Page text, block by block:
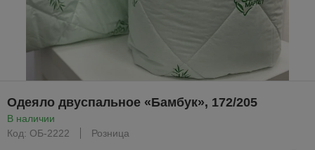
Одеяло двуспальное «Бамбук», 172/205
В наличии
Код: ОБ-2222
Розница